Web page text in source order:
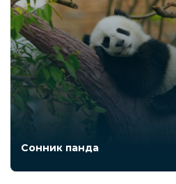
Сонник панда